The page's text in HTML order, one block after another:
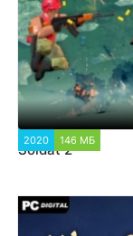
2020 146 МБ
Soldat 2